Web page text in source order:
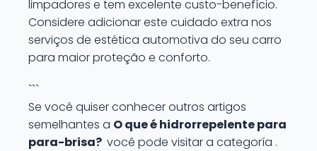
limpadores e tem excelente custo-benefício.
Considere adicionar este cuidado extra nos
serviços de estética automotiva do seu carro
para maior proteção e conforto.
```
Se você quiser conhecer outros artigos
semelhantes a O que é hidrorrepelente para
para-brisa? você pode visitar a categoría .